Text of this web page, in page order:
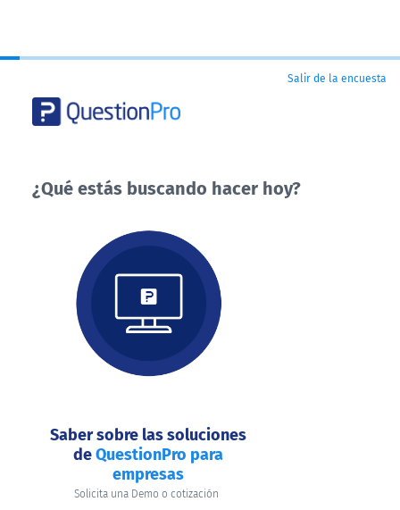
Salir de la encuesta
¿Qué estás buscando hacer hoy?
buscando
hacer
Saber sobre las soluciones
deQuestionPro para
empresas
Solicita una Demo o cotización